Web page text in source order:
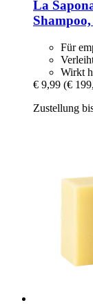
La
Für
Wirkt
€ 9,99 (€
Zustellung